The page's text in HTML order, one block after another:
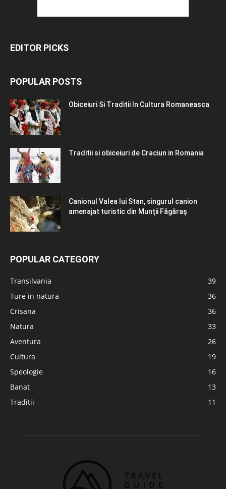
EDITOR PICKS
POPULAR POSTS
Obiceiuri Si Traditii In Cultura Romaneasca
Traditii si obiceiuri de Craciun in Romania
Canionul Valea lui Stan, singurul canion
amenajat turistic din Munţii Făgăraş
POPULAR CATEGORY
Transilvania
39
Ture in natura
36
Crisana
36
Natura
33
Aventura
26
Cultura
19
Speologie
16
Banat
13
Traditii
11